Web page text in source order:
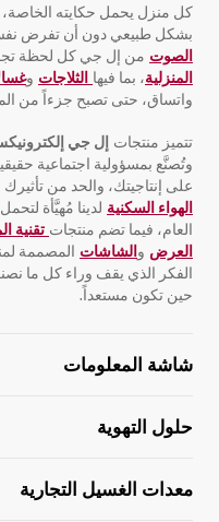
كل منزل يحمل حكايته الخاصة،
بشكل طبيعي دون أن تفرض
الصوت من إل جي كل لحظة
المنزلية، بما فيها الثلاجات و
واتساق، حتى تصبح جزءاً من
تتميز منتجات إل جي
وتُصنَّع بمسؤولية اجتماعية
على إنتاجيتك، والحد من
الهواء السكنية لدينا مُهيَّأة
العام، فيما تضم منتجات تقنية
العرض والشاشات المصممة
الفكر الذي يقف وراء كل ما
حين تكون مستعداً.
شاشة المعلومات
حلول التهوية
معدات الغسيل التجارية